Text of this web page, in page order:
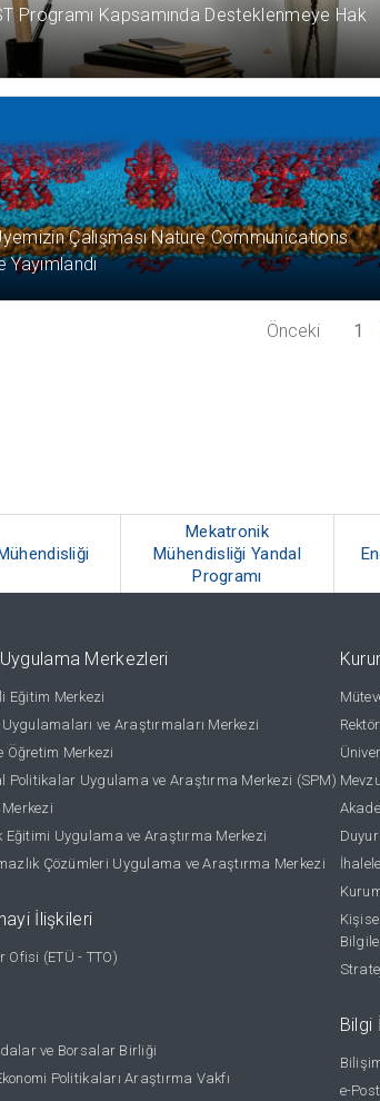
Programı Kapsamında Desteklenmeye Hak
Çalışması Nature Communications
Yayımlandı
Önceki 1
Mekatronik
Mühendisliği Yandal
Programı
Merkezleri
Eğitim Merkezi
Uygulamaları ve Araştırmaları Merkezi
Öğretim Merkezi
Politikalar Uygulama ve Araştırma Merkezi (SPM)
Eğitimi Uygulama ve Araştırma Merkezi
Çözümleri Uygulama ve Araştırma Merkezi
İlişkileri
Ofisi (ETÜ - TTO)
ve Borsalar Birliği
Politikaları Araştırma Vakfı
Bilgi
e-